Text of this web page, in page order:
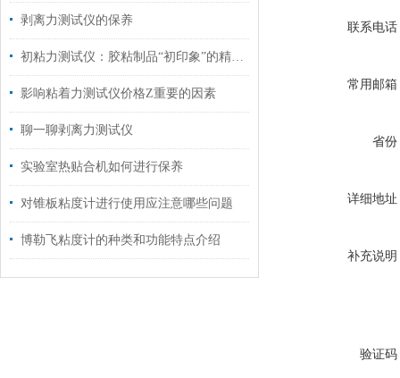
剥离力测试仪的保养
初粘力测试仪：胶粘制品“初印象”的精准量化与品质基石
影响粘着力测试仪价格Z重要的因素
聊一聊剥离力测试仪
实验室热贴合机如何进行保养
对锥板粘度计进行使用应注意哪些问题
博勒飞粘度计的种类和功能特点介绍
联系电话
常用邮箱
省份
详细地址
补充说明
验证码